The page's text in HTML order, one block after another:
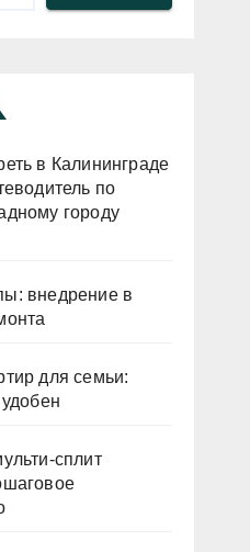
в Калининграде
по
городу
внедрение в
для семьи:
удобен
сплит